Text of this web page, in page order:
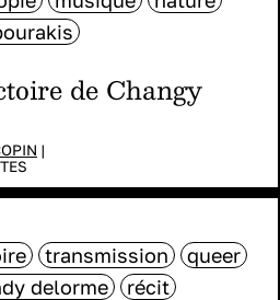
de Changy
|
transmission
queer
delorme
récit